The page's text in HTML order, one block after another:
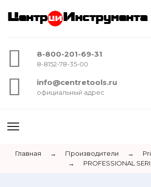
Центр Инструмента
8-800-201-69-31
8-8152-78-35-00
info@centretools.ru
официальный адрес
Главная → Производители →
→
PROFESSIONAL